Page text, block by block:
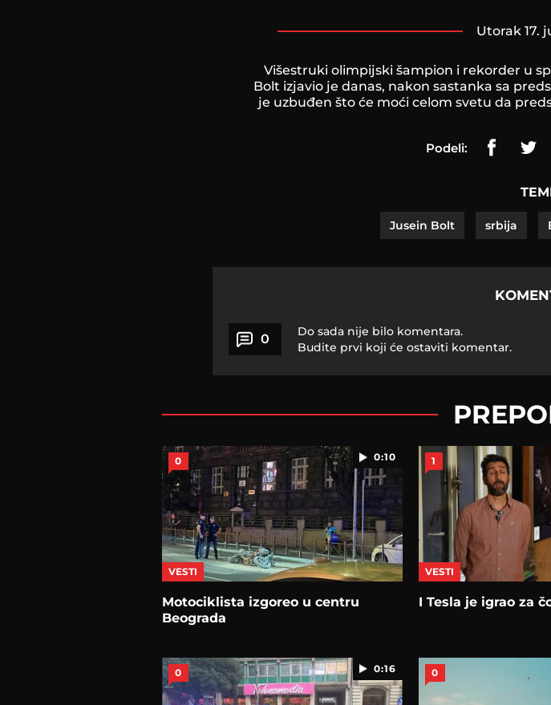
utorak 17.
Višestruki olimpijski šampion i rekorder u
Bolt izjavio je danas, nakon sastanka sa
je uzbuđen što će moći celom svetu da
Podeli:
Jusein Bolt srbija
0
Do sada nije bilo komentara.
Budite prvi koji će ostaviti komentar.
0:10
0
VESTI
Motociklista izgoreo u centru
Beograda
1
VESTI
I Tesla јe igrao za
0:16
0 0